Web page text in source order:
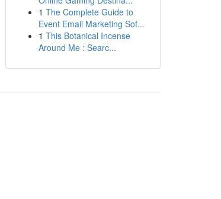
1 The Complete Guide to
Event Email Marketing Sof...
1 This Botanical Incense
Around Me : Searc...